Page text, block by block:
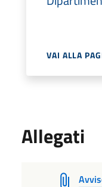
VAI ALLA
Allegati